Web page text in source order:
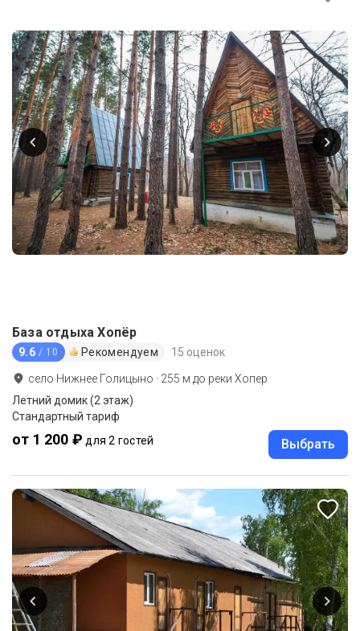
База отдыха Хопёр
9.6 / 10 Рекомендуем 15 оценок
село Нижнее Голицыно · 255 м до реки Хопер
Летний домик (2 этаж)
Стандартный тариф
от 1 200 ₽ для 2 гостей Выбрать